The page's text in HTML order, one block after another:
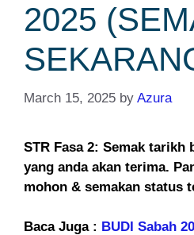
2025
March 15, 2025 by Azura
STR Fasa 2: Semak tarikh
yang anda akan terima.
mohon & semakan status
Baca Juga : BUDI Sabah